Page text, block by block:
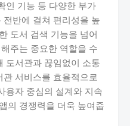
인 기능 등 다양한 부가
반에 걸쳐 편리성을 높
도서 검색 기능을 넘어
주는 중요한 역할을 수
도서관과 끊임없이 소통
서비스를 효율적으로
용자 중심의 설계와 지속
의 경쟁력을 더욱 높여줍